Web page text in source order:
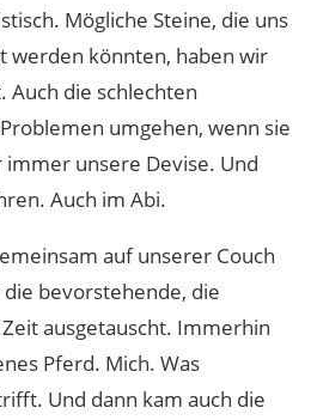
Mögliche Steine, die uns
werden könnten, haben wir
die schlechten
umgehen, wenn sie
immer unsere Devise. Und
Auch im Abi.
auf unserer Couch
bevorstehende, die
ausgetauscht. Immerhin
Pferd. Mich. Was
Und dann kam auch die